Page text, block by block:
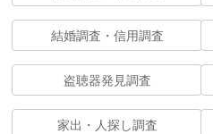
結婚調査・信用調査
盗聴器発見調査
家出・人探し調査